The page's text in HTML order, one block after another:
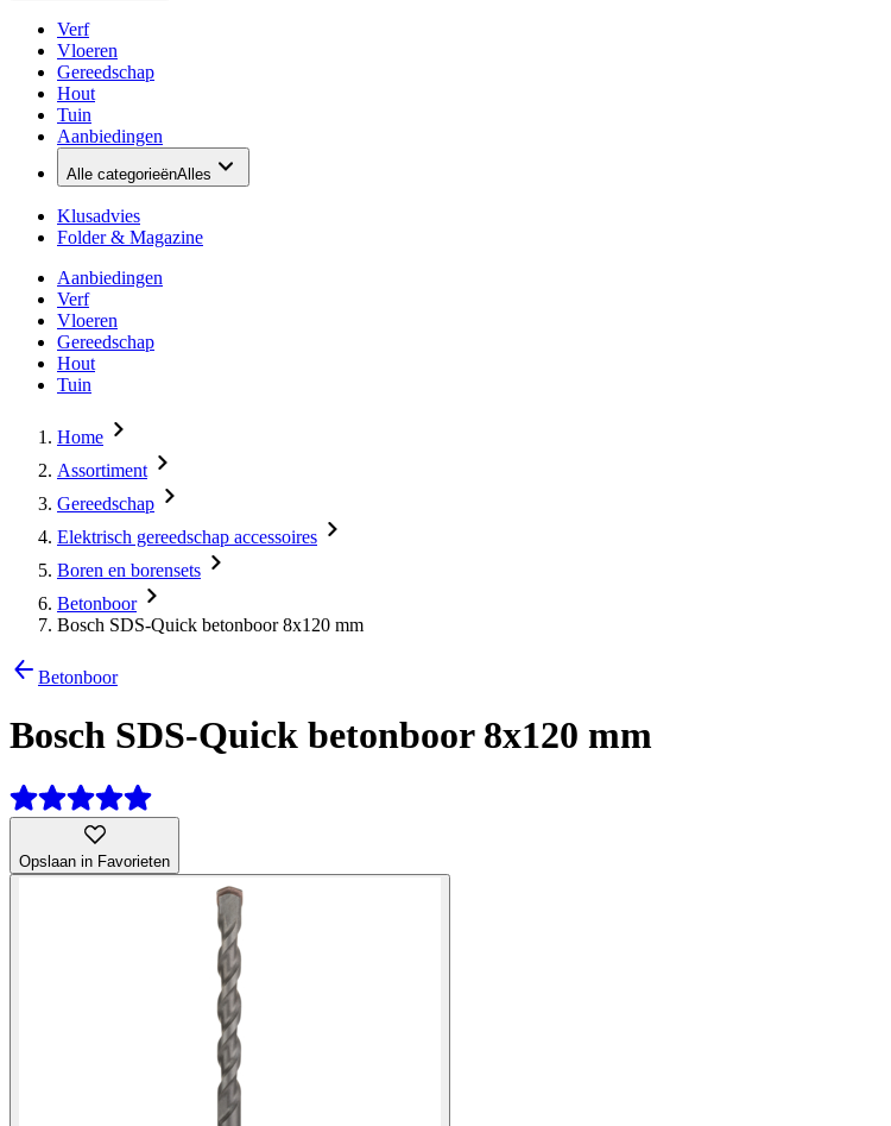
Verf
Vloeren
Gereedschap
Hout
Tuin
Aanbiedingen
Alle categorieënAlles
Klusadvies
Folder & Magazine
Aanbiedingen
Verf
Vloeren
Gereedschap
Hout
Tuin
Home
Assortiment
Gereedschap
Elektrisch gereedschap accessoires
Boren en borensets
Betonboor
Bosch SDS-Quick betonboor 8x120 mm
Betonboor
Bosch SDS-Quick betonboor 8x120 mm
Opslaan in Favorieten